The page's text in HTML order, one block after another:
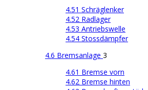
4.51 Schräglenker
4.52 Radlager
4.53 Antriebswelle
4.54 Stossdämpfer
4.6 Bremsanlage 3
4.61 Bremse vorn
4.62 Bremse hinten